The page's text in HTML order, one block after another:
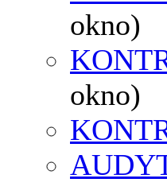
okno)
okno)